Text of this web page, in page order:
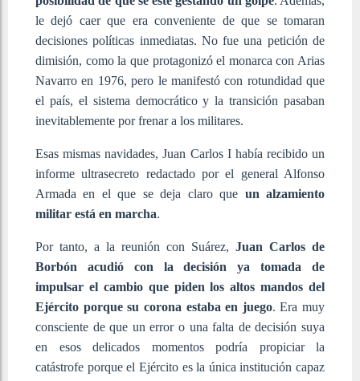
le dejó caer que era conveniente de que se tomaran
decisiones políticas inmediatas. No fue una petición de
dimisión, como la que protagonizó el monarca con Arias
Navarro en 1976, pero le manifestó con rotundidad que
el país, el sistema democrático y la transición pasaban
inevitablemente por frenar a los militares.
Esas mismas navidades, Juan Carlos I había recibido un
informe ultrasecreto redactado por el general Alfonso
Armada en el que se deja claro que un alzamiento
militar está en marcha.
Por tanto, a la reunión con Suárez, Juan Carlos de
Borbón acudió con la decisión ya tomada de
impulsar el cambio que piden los altos mandos del
Ejército porque su corona estaba en juego. Era muy
consciente de que un error o una falta de decisión suya
en esos delicados momentos podría propiciar la
catástrofe porque el Ejército es la única institución capaz